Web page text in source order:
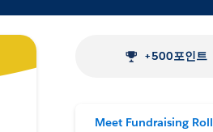
+500포인트
Meet Fundraising